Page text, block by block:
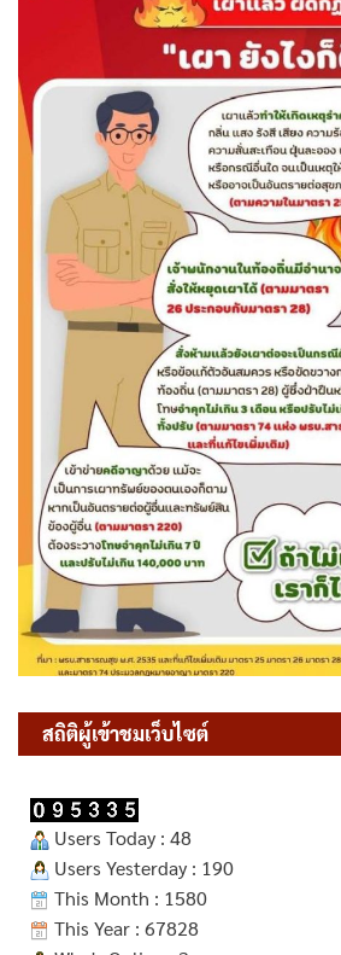
สถิติผู้เข้าชมเว็บไซต์
Users Today : 48
Users Yesterday : 190
This Month : 1580
This Year : 67828